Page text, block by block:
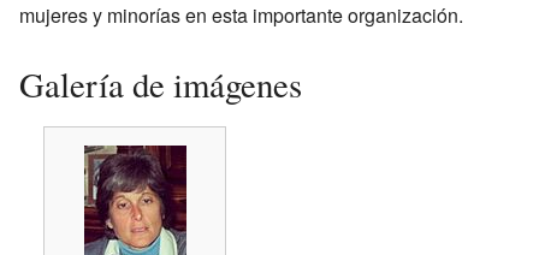
mujeres y minorías en esta importante organización.
Galería de imágenes